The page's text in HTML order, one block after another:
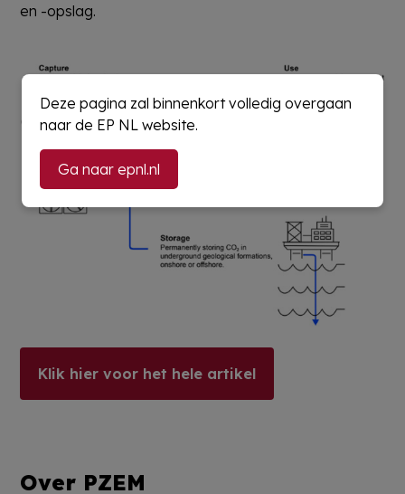
en -opslag.
Klik hier voor het hele artikel
Over PZEM
Deze pagina zal binnenkort volledig overgaan
naar de EP NL website.
Ga naar epnl.nl